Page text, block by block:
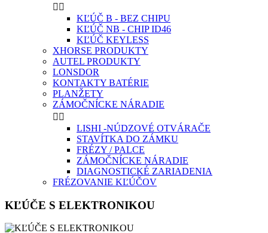
 
KĽÚČ B - BEZ CHIPU
KĽÚČ NB - CHIP ID46
KĽÚČ KEYLESS
XHORSE PRODUKTY
AUTEL PRODUKTY
LONSDOR
KONTAKTY BATÉRIE
PLANŽETY
ZÁMOČNÍCKE NÁRADIE
 
LISHI -NÚDZOVÉ OTVÁRAČE
STAVÍTKA DO ZÁMKU
FRÉZY / PALCE
ZÁMOČNÍCKE NÁRADIE
DIAGNOSTICKÉ ZARIADENIA
FRÉZOVANIE KĽÚČOV
KĽÚČE S ELEKTRONIKOU